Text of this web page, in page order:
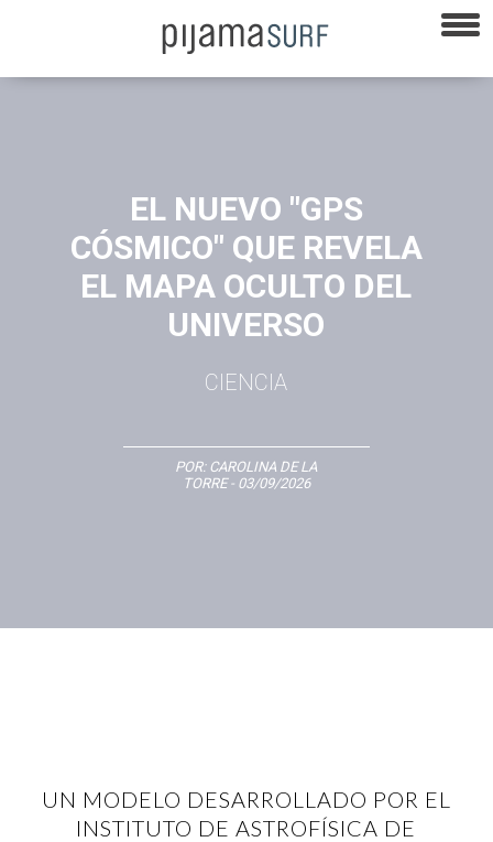
EL NUEVO "GPS
CÓSMICO" QUE REVELA
EL MAPA OCULTO DEL
UNIVERSO
CIENCIA
POR: CAROLINA DE LA
TORRE- 03/09/2026
UN MODELO DESARROLLADO POR EL
INSTITUTO DE ASTROFÍSICA DE